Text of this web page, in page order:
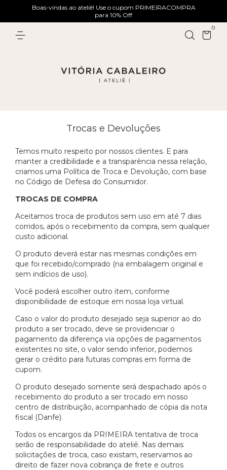
Boas-vindas ao ateliê! Use o cupom PRIMEIRACOMPRA
para 10% Off
0
Trocas e Devoluções
Temos muito respeito por nossos clientes. E para
manter a credibilidade e a transparência nessa relação,
criamos uma Política de Troca e Devolução, com base
no Código de Defesa do Consumidor.
TROCAS DE COMPRA
Aceitamos troca de produtos sem uso em até 7 dias
corridos, após o recebimento da compra, sem qualquer
custo adicional.
O produto deverá estar nas mesmas condições em
que foi recebido/comprado (na embalagem original e
sem indícios de uso).
Você poderá escolher outro item, conforme
disponibilidade de estoque em nossa loja virtual.
Caso o valor do produto desejado seja superior ao do
produto a ser trocado, deve se providenciar o
pagamento da diferença via opções de pagamentos
existentes no site, o valor sendo inferior, podemos
gerar o crédito para futuras compras em forma de
cupom.
O produto desejado somente será despachado após o
recebimento do produto a ser trocado em nosso
centro de distribuição, acompanhado de cópia da nota
fiscal (Danfe).
Todos os encargos da PRIMEIRA tentativa de troca
serão de responsabilidade do ateliê. Nas demais
solicitações de troca, caso existam, reservamos ao
direito de fazer nova cobrança de frete e outros